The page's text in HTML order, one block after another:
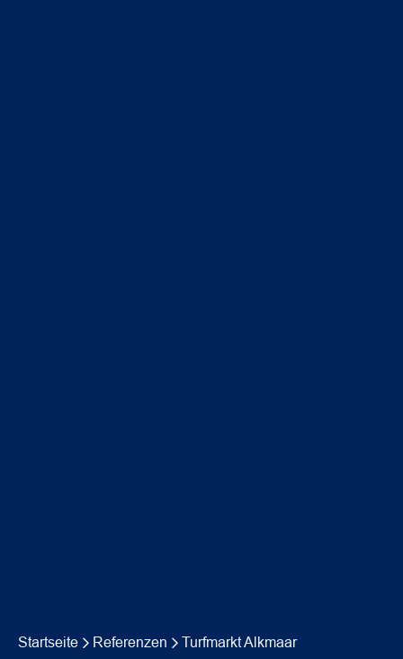
Startseite Referenzen Turfmarkt Alkmaar